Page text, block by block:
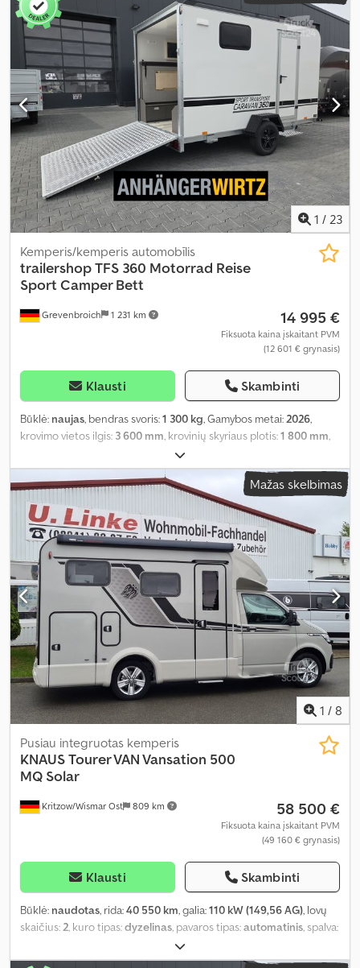
1 / 23
Grevenbroich 1 231 km
Kemperis/kemperis automobīlis
trailershopTFS 360 Motorrad Reise
Sport Camper Bett
14 995 €
Fiksuota kaina įskaitant PVM
(12 601 € grynasis)
Klausti Skambinti
Būklė: naujas, bendras svoris:1 300 kg, Gamybos metai: 2026,
krovimo vietos ilgis: 3 600 mm , krovinių skyriaus plotis:1 800 mm
1 900 mm,
Mažas skelbimas
1 / 8
Kritzow/Wismar Ost 809 km
Pusiau integruotas kemperis
KNAUSTourer VAN Vansation 500
MQ Solar
58 500 €
Fiksuota kaina įskaitant PVM
(49 160 € grynasis)
Klausti Skambinti
Būklė: naudotas, rida:40 550 km, galia:110 kW (149,56 AG), lovų
skaičius:2, kuro tipas:dyzelinas, pavaros tipas:automatinis, spalva:
02/2024
bendras ilgis:5 890 mm, bendras plotis:2 160 mm, bendras